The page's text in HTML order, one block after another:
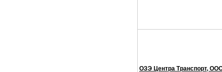
ОЗЭ Центра Транспорт,